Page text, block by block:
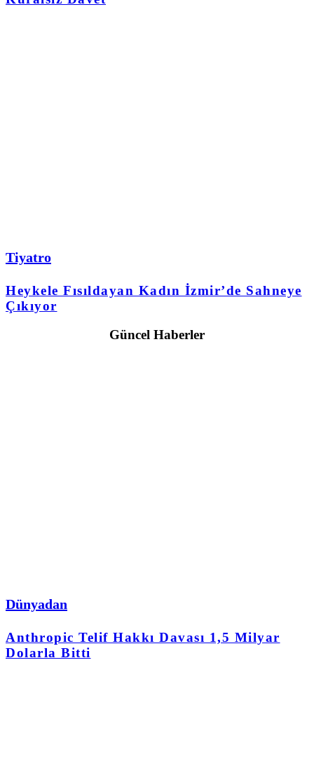
Tiyatro
Heykele Fısıldayan Kadın İzmir’de Sahneye
Çıkıyor
Güncel Haberler
Dünyadan
Anthropic Telif Hakkı Davası 1,5 Milyar
Dolarla Bitti